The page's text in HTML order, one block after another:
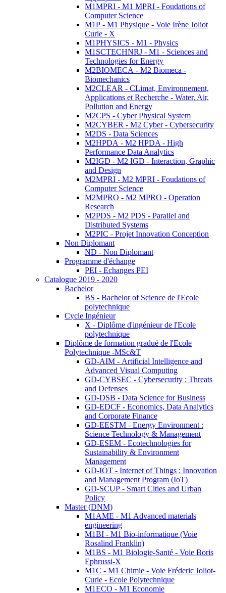
M1MPRI - M1 MPRI - Foudations of
Computer Science
M1P - M1 Physique - Voie Irène Joliot
Curie - X
M1PHYSICS - M1 - Physics
M1SCTECHNRJ - M1 - Sciences and
Technologies for Energy
M2BIOMECA - M2 Biomeca -
Biomechanics
M2CLEAR - CLimat, Environnement,
Applications et Recherche - Water, Air,
Pollution and Energy
M2CPS - Cyber Physical System
M2CYBER - M2 Cyber - Cybersecurity
M2DS - Data Sciences
M2HPDA - M2 HPDA - High
Performance Data Analytics
M2IGD - M2 IGD - Interaction, Graphic
and Design
M2MPRI - M2 MPRI - Foudations of
Computer Science
M2MPRO - M2 MPRO - Operation
Research
M2PDS - M2 PDS - Parallel and
Distributed Systems
M2PIC - Projet Innovation Conception
Non Diplomant
ND - Non Diplomant
Programme d'échange
PEI - Echanges PEI
Catalogue 2019 - 2020
Bachelor
BS - Bachelor of Science de l'Ecole
polytechnique
Cycle Ingénieur
X - Diplôme d'ingénieur de l'Ecole
polytechnique
Diplôme de formation gradué de l'Ecole
Polytechnique -MSc&T
GD-AIM - Artificial Intelligence and
Advanced Visual Computing
GD-CYBSEC - Cybersecurity : Threats
and Defenses
GD-DSB - Data Science for Business
GD-EDCF - Economics, Data Analytics
and Corporate Finance
GD-EESTM - Energy Environment :
Science Technology & Management
GD-ESEM - Ecotechnologies for
Sustainability & Environment
Management
GD-IOT - Internet of Things : Innovation
and Management Program (IoT)
GD-SCUP - Smart Cities and Urban
Policy
Master (DNM)
M1AME - M1 Advanced materials
engineering
M1BI - M1 Bio-informatique (Voie
Rosalind Franklin)
M1BS - M1 Biologie-Santé - Voie Boris
Ephrussi-X
M1C - M1 Chimie - Voie Fréderic Joliot-
Curie - Ecole Polytechnique
M1ECO - M1 Economie